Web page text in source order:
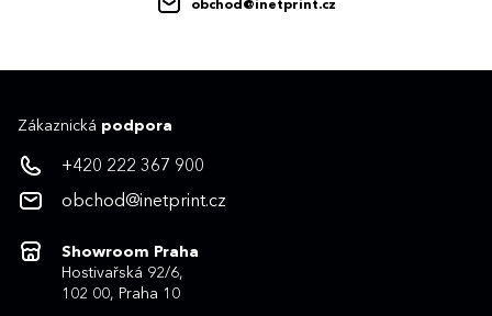
obchod@inetprint.cz
Zákaznická podpora
+420 222 367 900
obchod@inetprint.cz
Showroom Praha
Hostivařská 92/6,
102 00, Praha 10